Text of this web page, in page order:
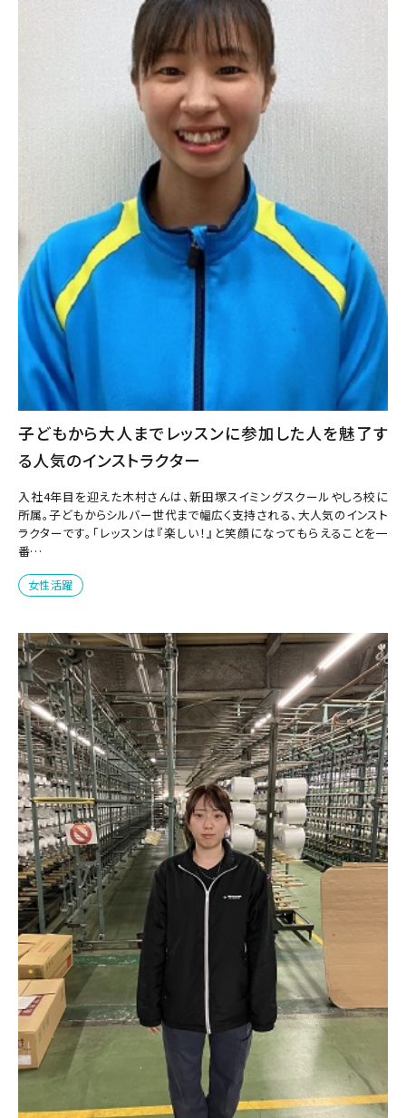
子どもから大人までレッスンに参加した人を魅了す
る人気のインストラクター
入社4年目を迎えた木村さんは、新田塚スイミングスクールやしろ校に
所属。子どもからシルバー世代まで幅広く支持される、大人気のインスト
ラクターです。「レッスンは『楽しい！』と笑顔になってもらえることを一
番…
女性活躍